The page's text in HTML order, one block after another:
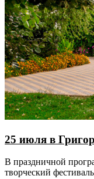
25 июля в
В праздничной
творческий